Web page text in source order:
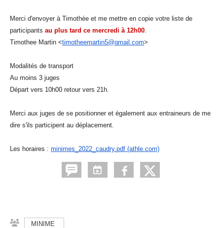
Merci d'envoyer à Timothée et me mettre en copie votre liste de
participants au plus tard ce mercredi à 12h00.
Timothee Martin <timotheemartin5@gmail.com>
Modalités de transport
Au moins 3 juges
Départ vers 10h00 retour vers 21h.
Merci aux juges de se positionner et également aux entraineurs de me
dire s'ils participent au déplacement.
Les horaires : minimes_2022_caudry.pdf (athle.com)
MINIME